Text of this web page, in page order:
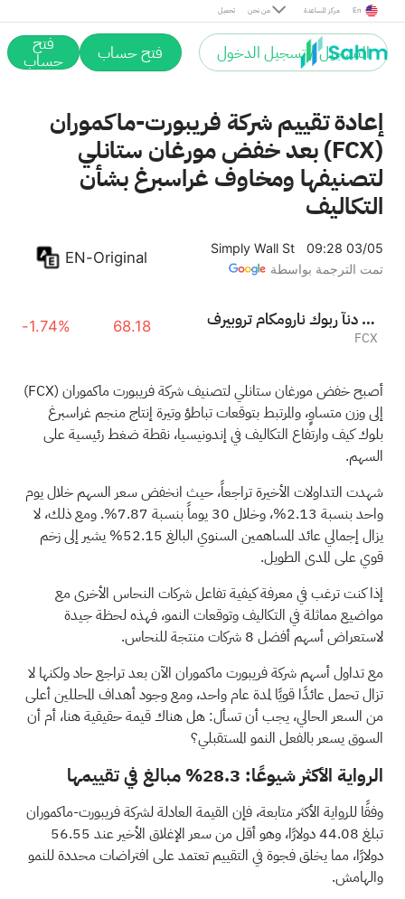
تحميل من نحن مركز المساعدة En
التسجيل / تسجيل الدخول فتح حساب فتح
حساب
إعادة تقييم شركة فريبورت-ماكموران
(FCX) بعد خفض مورغان ستانلي
لتصنيفها ومخاوف غراسبرغ بشأن
التكاليف
Simply Wall St
09:28 03/05
تمت الترجمة بواسطة
EN-Original
فريبورت ماكموران كوبر آند غولد
FCX
68.18
-1.74%
أصبح خفض مورغان ستانلي لتصنيف شركة فريبورت ماكموران (FCX)
إلى وزن متساوٍ، والمرتبط بتوقعات تباطؤ وتيرة إنتاج منجم غراسبرغ
بلوك كيف وارتفاع التكاليف في إندونيسيا، نقطة ضغط رئيسية على
السهم.
شهدت التداولات الأخيرة تراجعاً، حيث انخفض سعر السهم خلال يوم
واحد بنسبة 2.13%، وخلال 30 يوماً بنسبة 7.87%. ومع ذلك، لا
يزال إجمالي عائد المساهمين السنوي البالغ 52.15% يشير إلى زخم
قوي على المدى الطويل.
إذا كنت ترغب في معرفة كيفية تفاعل شركات النحاس الأخرى مع
مواضيع مماثلة في التكاليف وتوقعات النمو، فهذه لحظة جيدة
لاستعراضأسهم أفضل 8 شركات منتجة للنحاس.
مع تداول أسهم شركة فريبورت ماكموران الآن بعد تراجع حاد ولكنها لا
تزال تحمل عائدًا قويًا لمدة عام واحد، ومع وجود أهداف المحللين أعلى
من السعر الحالي، يجب أن تسأل: هل هناك قيمة حقيقية هنا، أم أن
السوق يسعر بالفعل النمو المستقبلي؟
الرواية الأكثر شيوعًا: 28.3% مبالغ في تقييمها
وفقًا للرواية الأكثر متابعة، فإن القيمة العادلة لشركة فريبورت-ماكموران
تبلغ 44.08 دولارًا، وهو أقل من سعر الإغلاق الأخير عند 56.55
دولارًا، مما يخلق فجوة في التقييم تعتمد على افتراضات محددة للنمو
والهامش.